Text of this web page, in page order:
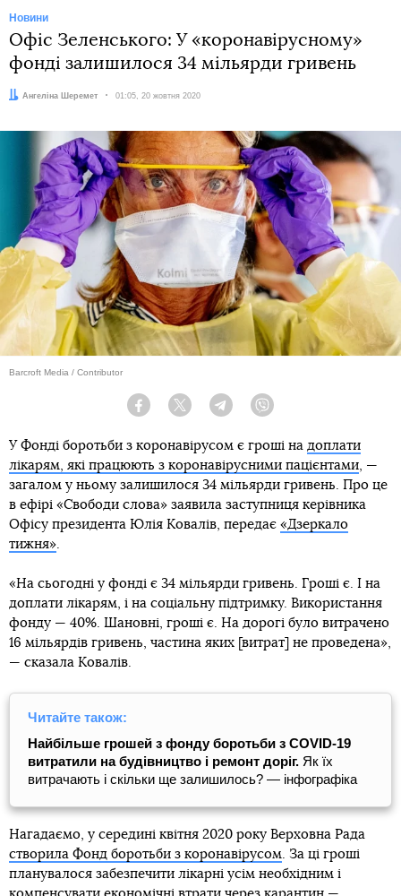
Новини
Офіс Зеленського: У «коронавірусному»
фонді залишилося 34 мільярди гривень
Автор:
Ангеліна Шеремет Дата:
01:05, 20 жовтня 2020
Barcroft Media / Contributor
Facebook Twitter Telegram
У Фонді боротьби з коронавірусом є гроші на доплати
лікарям, які працюють з коронавірусними пацієнтами , —
загалом у ньому залишилося 34 мільярди гривень. Про це
в ефірі «Свободи слова» заявила заступниця керівника
Офісу президента Юлія Ковалів, передає «Дзеркало
тижня»
«На сьогодні у фонді є 34 мільярди гривень. Гроші є. І на
доплати лікарям, і на соціальну підтримку. Використання
фонду — 40%. Шановні, гроші є. На дорогі було витрачено
16 мільярдів гривень, частина яких [витрат] не проведена»,
— сказала Ковалів.
Читайте також:
Найбільше грошей з фонду боротьби з COVID-19
витратили на будівництво і ремонт доріг. Як їх
витрачають і скільки ще залишилось? — інфографіка
Нагадаємо, у середині квітня 2020 року Верховна Рада
створила Фонд боротьби з коронавірусом . За ці гроші
планувалося забезпечити лікарні усім необхідним і